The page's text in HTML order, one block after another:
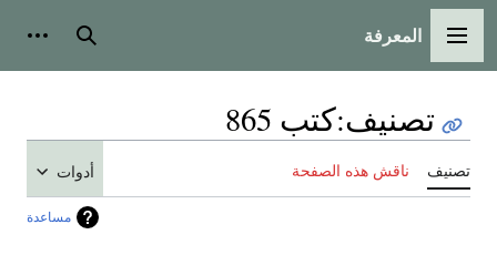
القائمة الرئيسية
المعرفة بحث
تصنيف:كتب 865
تصنيف ناقش هذه الصفحة أدوات
مساعدة